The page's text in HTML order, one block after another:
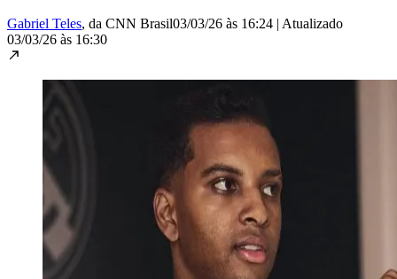
Gabriel Teles, da CNN Brasil03/03/26 às 16:24 | Atualizado
03/03/26 às 16:30